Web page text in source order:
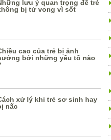
lưu ý quan trọng để trẻ
bị tử vong vì sốt
cao của trẻ bị ảnh
bởi những yếu tố nào
xử lý khi trẻ sơ sinh hay
nấc